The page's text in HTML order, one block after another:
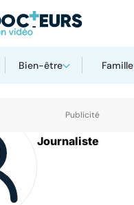
Bien-être Famille
Journaliste